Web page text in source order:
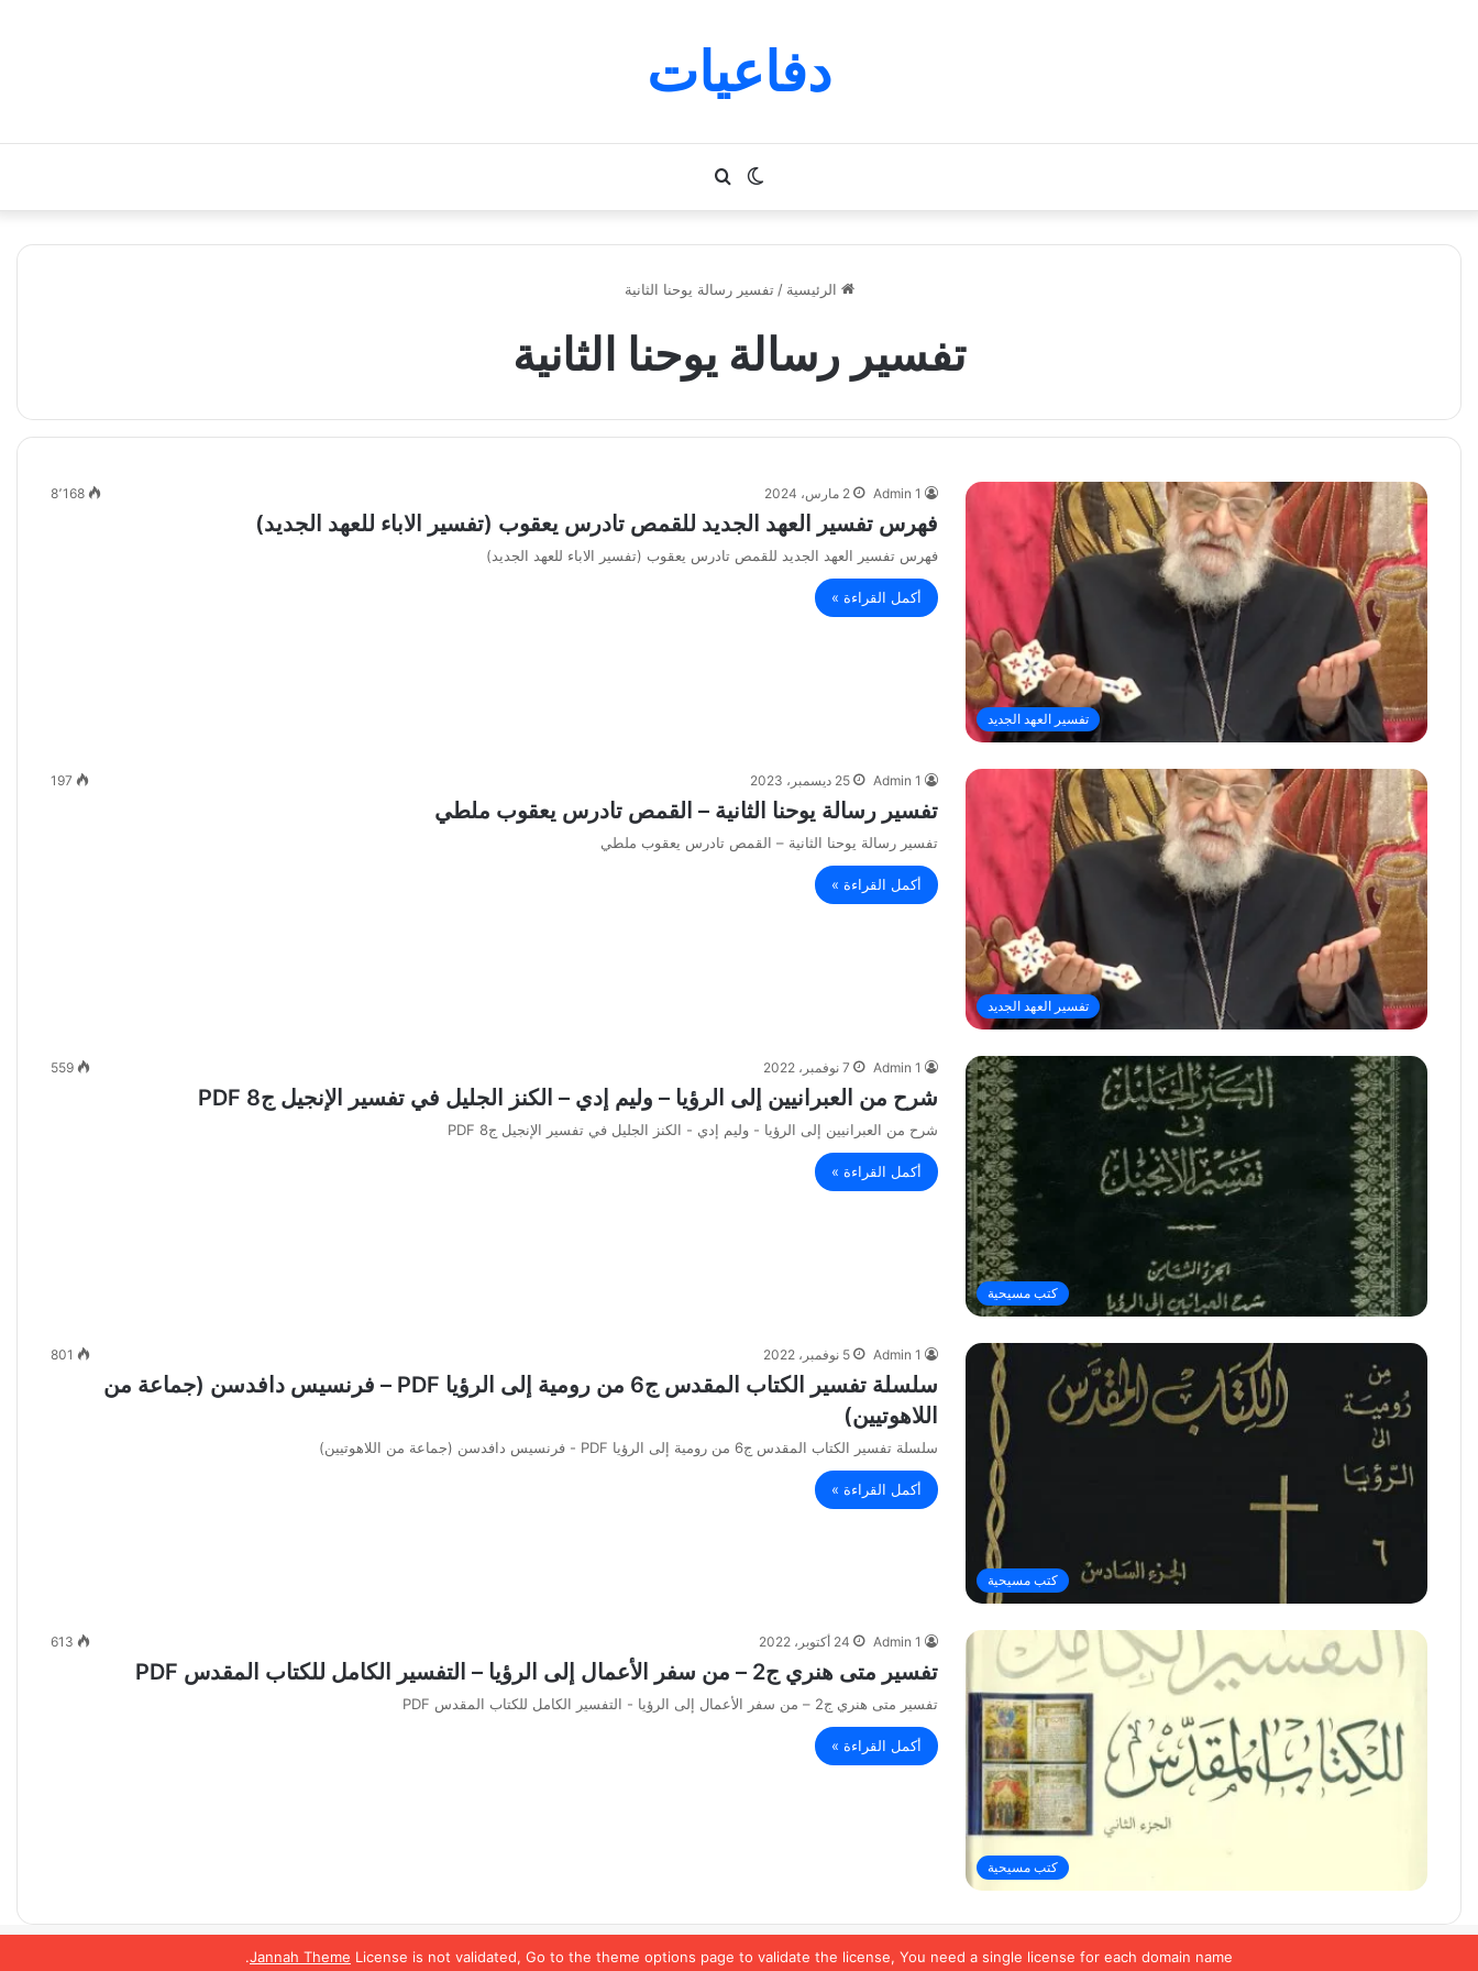
Jannah Theme License is not validated, Go to the theme options page to validate the license, You need a single license for each domain name.
دفاعيات
بحث
عن
الوضع
المظلم
الرئيسية / تفسير رسالة يوحنا الثانية
تفسير رسالة يوحنا الثانية
تفسير العهد الجديد
Admin 1 2 مارس، 2024 8٬168
فهرس تفسير العهد الجديد للقمص تادرس يعقوب (تفسير الاباء للعهد الجديد)
فهرس تفسير العهد الجديد للقمص تادرس يعقوب (تفسير الاباء للعهد الجديد)
أكمل القراءة »
تفسير العهد الجديد
Admin 1 25 ديسمبر، 2023 197
تفسير رسالة يوحنا الثانية – القمص تادرس يعقوب ملطي
تفسير رسالة يوحنا الثانية – القمص تادرس يعقوب ملطي
أكمل القراءة »
كتب مسيحية
Admin 1 7 نوفمبر، 2022 559
شرح من العبرانيين إلى الرؤيا – وليم إدي – الكنز الجليل في تفسير الإنجيل ج8 PDF
شرح من العبرانيين إلى الرؤيا - وليم إدي - الكنز الجليل في تفسير الإنجيل ج8 PDF
أكمل القراءة »
كتب مسيحية
Admin 1 5 نوفمبر، 2022 801
سلسلة تفسير الكتاب المقدس ج6 من رومية إلى الرؤيا PDF – فرنسيس دافدسن (جماعة من
اللاهوتيين)
سلسلة تفسير الكتاب المقدس ج6 من رومية إلى الرؤيا PDF - فرنسيس دافدسن (جماعة من اللاهوتيين)
أكمل القراءة »
كتب مسيحية
Admin 1 24 أكتوبر، 2022 613
تفسير متى هنري ج2 – من سفر الأعمال إلى الرؤيا – التفسير الكامل للكتاب المقدس PDF
تفسير متى هنري ج2 – من سفر الأعمال إلى الرؤيا - التفسير الكامل للكتاب المقدس PDF
أكمل القراءة »